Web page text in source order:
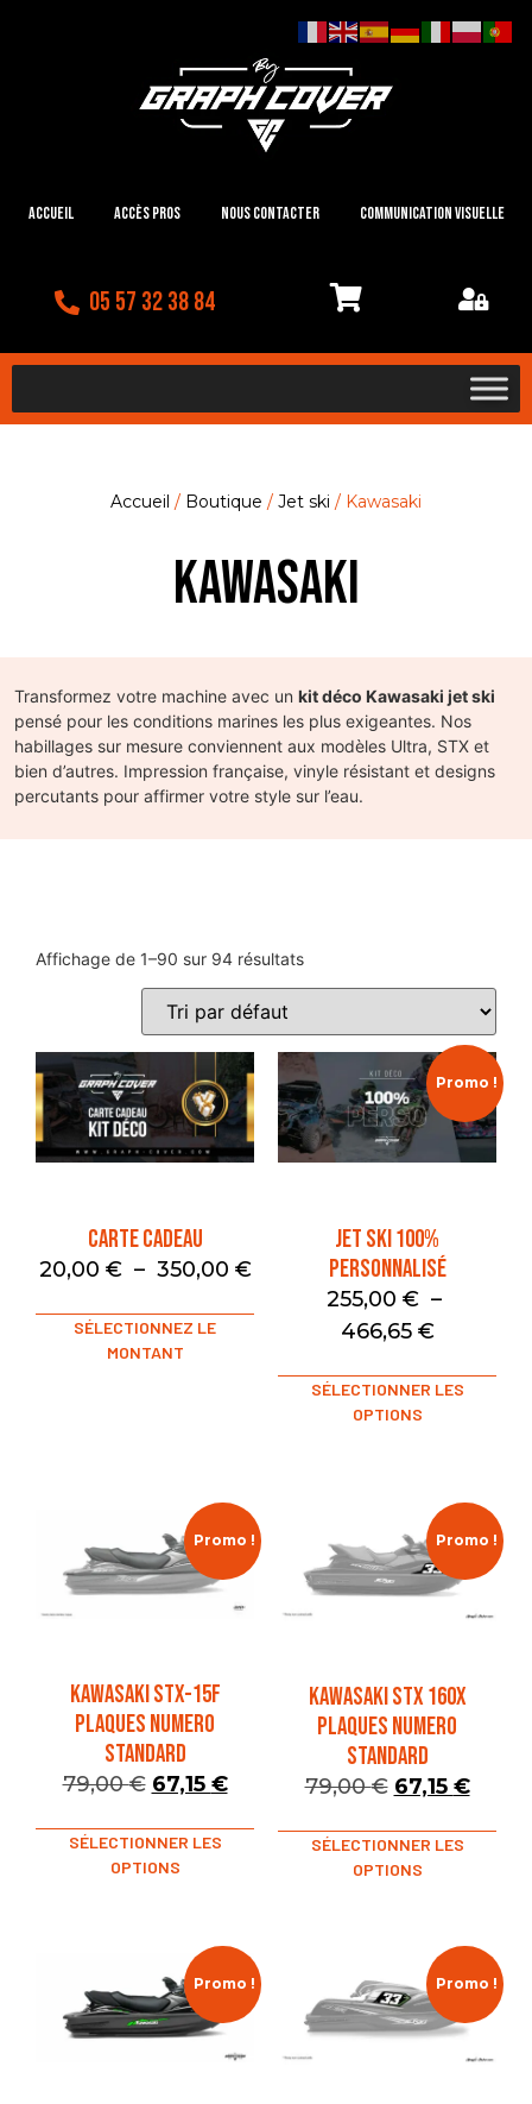
Accueil Accès Pros Nous contacter Communication visuelle
05 57 32 38 84
Accueil / Boutique / Jet ski / Kawasaki
Kawasaki
Transformez votre machine avec un kit déco Kawasaki jet ski
pensé pour les conditions marines les plus exigeantes. Nos
habillages sur mesure conviennent aux modèles Ultra, STX et
bien d’autres. Impression française, vinyle résistant et designs
percutants pour affirmer votre style sur l’eau.
Affichage de 1–90 sur 94 résultats
Carte Cadeau
20,00 € – 350,00 €
SÉLECTIONNEZ LE
MONTANT
Promo !
Jet Ski 100%
Personnalisé
255,00 € –
466,65 €
SÉLECTIONNER LES
OPTIONS
Promo !
KAWASAKI STX-15F
PLAQUES NUMERO
STANDARD
79,00€ 67,15 €
SÉLECTIONNER LES
OPTIONS
Promo !
KAWASAKI STX 160X
PLAQUES NUMERO
STANDARD
79,00€ 67,15 €
SÉLECTIONNER LES
OPTIONS
Promo ! Promo !